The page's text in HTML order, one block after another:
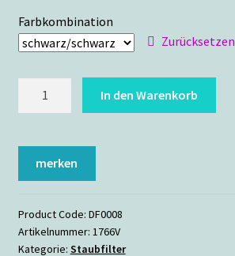
Farbkombination
Zurücksetzen
200mm
Menge
In den Warenkorb
merken
Product Code: DF0008
Artikelnummer: 1766V
Kategorie: Staubfilter